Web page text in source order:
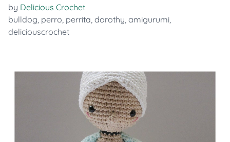
by Delicious Crochet
bulldog, perro, perrita, dorothy, amigurumi,
deliciouscrochet